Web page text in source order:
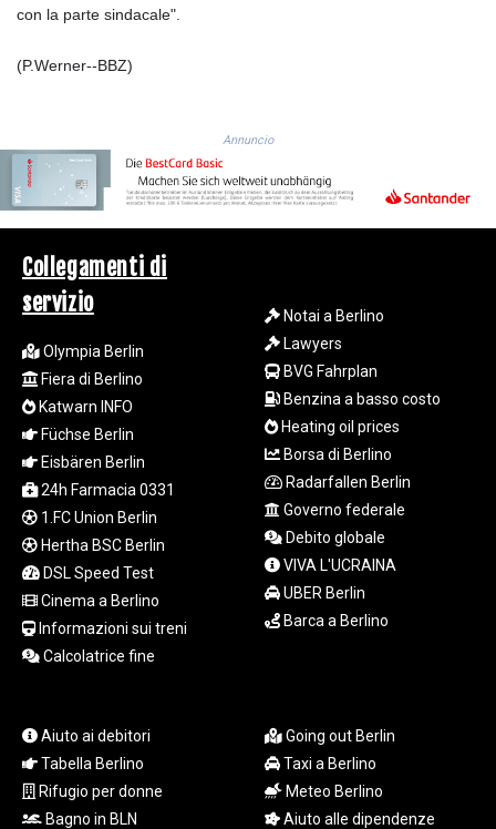
KZT 540.782319
LAK
26074.844302
LRD 208.303681
LSL 18.823107
LTL 3.408332
LVL 0.698221
LYD 7.356456
MAD 10.767203
MDL 20.079427
4961.611298
MKD 61.52518
MMK
2423.376627
MNT
MVR 17.833786
MWK
2001.034568
MXN 19.905129
con la parte sindacale".
(P.Werner--BBZ)
Annuncio
Collegamenti di
servizio
Olympia Berlin
Fiera di Berlino
Katwarn INFO
Füchse Berlin
Eisbären Berlin
24h Farmacia 0331
1.FC Union Berlin
Hertha BSC Berlin
DSL Speed Test
Cinema a Berlino
Informazioni sui treni
Calcolatrice fine
Notai a Berlino
Lawyers
BVG Fahrplan
Benzina a basso costo
Heating oil prices
Borsa di Berlino
Radarfallen Berlin
Governo federale
Debito globale
VIVA L'UCRAINA
UBER Berlin
Barca a Berlino
Aiuto ai debitori
Tabella Berlino
Rifugio per donne
Bagno in BLN
Going out Berlin
Taxi a Berlino
Meteo Berlino
Aiuto alle dipendenze